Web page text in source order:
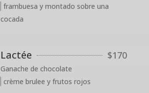
frambuesa y montado sobre una
cocada
Lactée $170
Ganache de chocolate
crème brulee y frutos rojos